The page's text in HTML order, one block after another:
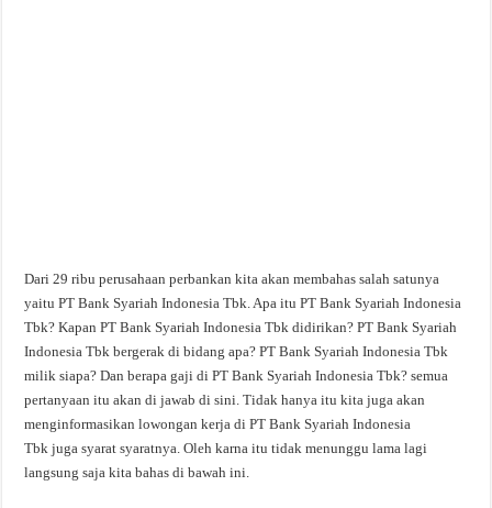
Dari 29 ribu perusahaan perbankan kita akan membahas salah satunya
yaitu PT Bank Syariah Indonesia Tbk. Apa itu PT Bank Syariah Indonesia
Tbk? Kapan PT Bank Syariah Indonesia Tbk didirikan? PT Bank Syariah
Indonesia Tbk bergerak di bidang apa? PT Bank Syariah Indonesia Tbk
milik siapa? Dan berapa gaji di PT Bank Syariah Indonesia Tbk? semua
pertanyaan itu akan di jawab di sini. Tidak hanya itu kita juga akan
menginformasikan lowongan kerja di PT Bank Syariah Indonesia
Tbk juga syarat syaratnya. Oleh karna itu tidak menunggu lama lagi
langsung saja kita bahas di bawah ini.